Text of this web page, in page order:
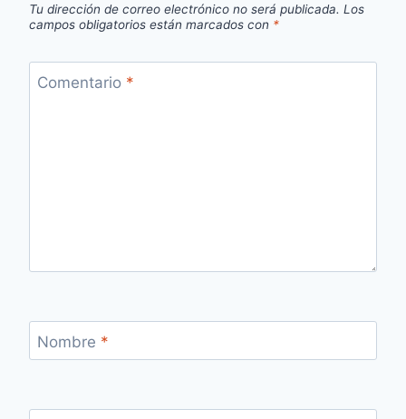
Tu dirección de correo electrónico no será publicada. Los
campos obligatorios están marcados con *
Comentario *
Nombre *